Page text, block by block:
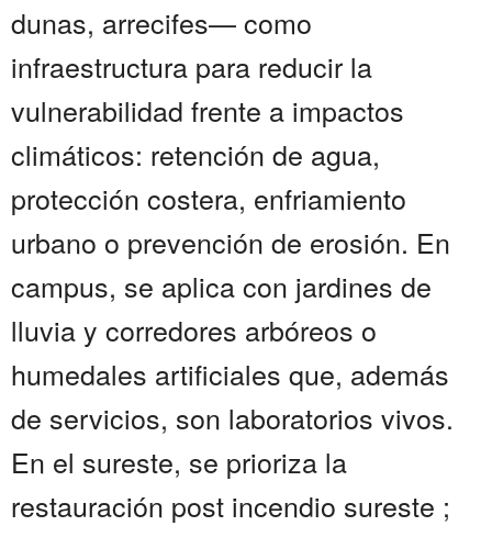
dunas, arrecifes— como
infraestructura para reducir la
vulnerabilidad frente a impactos
climáticos: retención de agua,
protección costera, enfriamiento
urbano o prevención de erosión. En
campus, se aplica con jardines de
lluvia y corredores arbóreos o
humedales artificiales que, además
de servicios, son laboratorios vivos.
En el sureste, se prioriza la
restauración post incendio sureste ;